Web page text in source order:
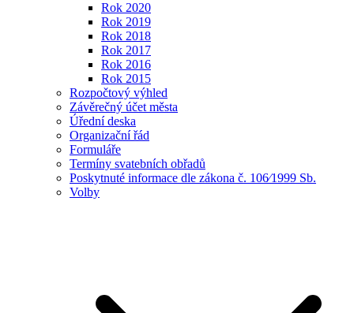
Rok 2020
Rok 2019
Rok 2018
Rok 2017
Rok 2016
Rok 2015
Rozpočtový výhled
Závěrečný účet města
Úřední deska
Organizační řád
Formuláře
Termíny svatebních obřadů
Poskytnuté informace dle zákona č. 106⁄1999 Sb.
Volby